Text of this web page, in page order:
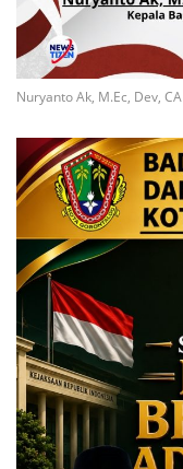
Nuryanto Ak, M.Ec, Dev, CA